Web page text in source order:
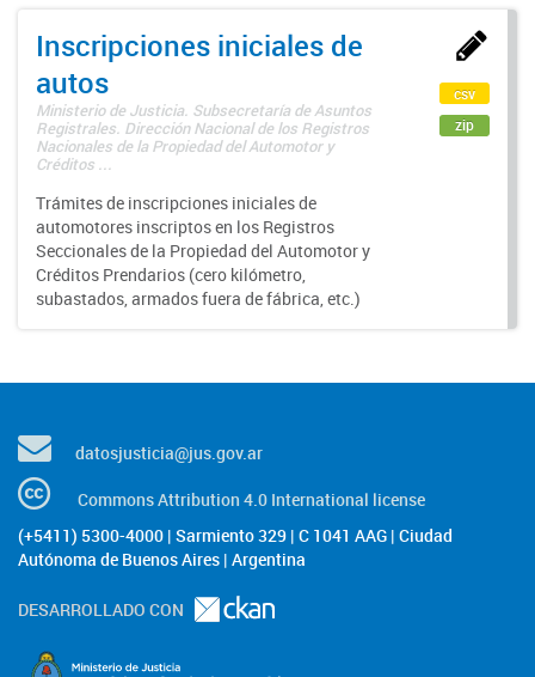
Inscripciones iniciales de
autos
Ministerio de Justicia. Subsecretaría de Asuntos
Registrales. Dirección Nacional de los Registros
Nacionales de la Propiedad del Automotor y
Créditos ...
Trámites de inscripciones iniciales de
automotores inscriptos en los Registros
Seccionales de la Propiedad del Automotor y
Créditos Prendarios (cero kilómetro,
subastados, armados fuera de fábrica, etc.)
csv
zip
datosjusticia@jus.gov.ar
Commons Attribution 4.0 International license
(+5411) 5300-4000 | Sarmiento 329 | C 1041 AAG | Ciudad
Autónoma de Buenos Aires | Argentina
DESARROLLADO CON